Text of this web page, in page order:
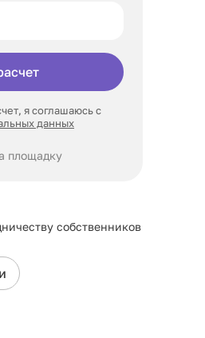
я соглашаюсь с
данных
площадку
собственников